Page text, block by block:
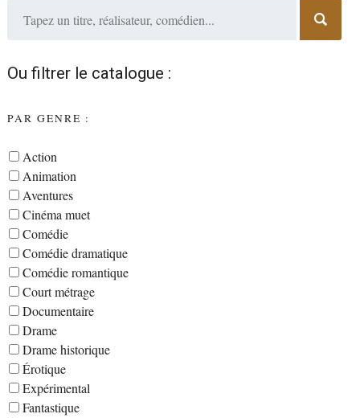
Ou filtrer le catalogue :
PAR GENRE :
Action
Animation
Aventures
Cinéma muet
Comédie
Comédie dramatique
Comédie romantique
Court métrage
Documentaire
Drame
Drame historique
Érotique
Expérimental
Fantastique